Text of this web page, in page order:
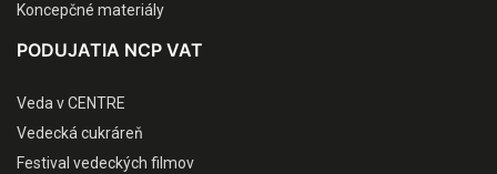
Koncepčné materiály
PODUJATIA NCP VAT
Veda v CENTRE
Vedecká cukráreň
Festival vedeckých filmov